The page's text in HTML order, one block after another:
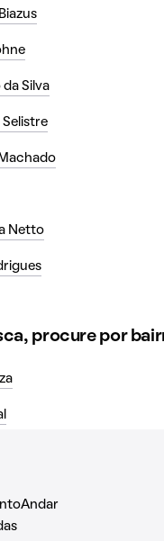
da Silva
Selistre
Netto
procure por